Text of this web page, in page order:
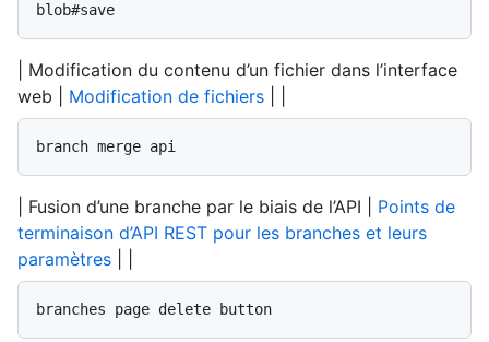
blob#save
| Modification du contenu d’un fichier dans l’interface
web | Modification de fichiers
branch merge api
| Fusion d’une branche par le biais de l’API | Points de
terminaison d’API REST pour les branches et leurs
paramètres
branches page delete button